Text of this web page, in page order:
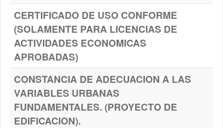
CERTIFICADO DE USO CONFORME
(SOLAMENTE PARA LICENCIAS DE
ACTIVIDADES ECONOMICAS
APROBADAS)
CONSTANCIA DE ADECUACION A LAS
VARIABLES URBANAS
FUNDAMENTALES. (PROYECTO DE
EDIFICACION).